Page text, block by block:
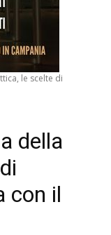
le scelte di
della
con il